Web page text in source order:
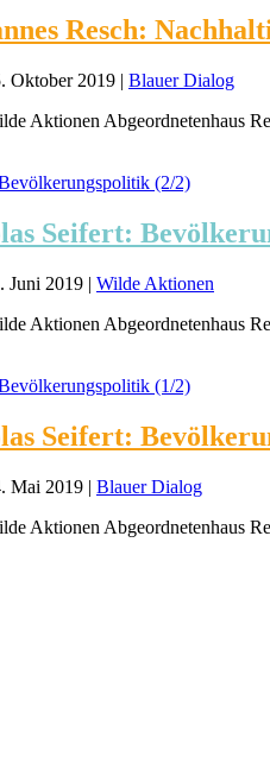
Resch:
Oktober 2019 | Blauer Dialog
Aktionen Abgeordnetenhaus
Seifert:
Juni 2019 | Wilde Aktionen
Aktionen Abgeordnetenhaus
Seifert:
Mai 2019 | Blauer Dialog
Aktionen Abgeordnetenhaus